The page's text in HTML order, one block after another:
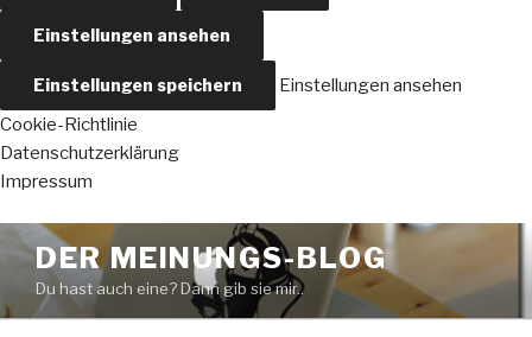
Einstellungen ansehen
Einstellungen speichern
Einstellungen ansehen
Cookie-Richtlinie
Datenschutzerklärung
Impressum
Zum
Inhalt
springen
DER MEINUNGS-BLOG
Du hast auch eine? Dann gib sie mir..